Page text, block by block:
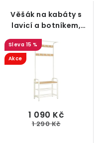
Věšák na kabáty s
lavicí a botníkem,
bílý
15 %
Akce
1 090 Kč
1 290 Kč